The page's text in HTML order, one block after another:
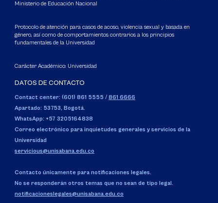
Ministerio de Educación Nacional
Protocolo de atención para casos de acoso, violencia sexual y basada en
género, así como de comportamientos contrarios a los principios
fundamentales de la Universidad
Carácter Académico: Universidad
DATOS DE CONTACTO
Contact center: (601) 861 5555 / 861 6666
Apartado: 53753, Bogotá.
WhatsApp: +57 3205164838
Correo electrónico para inquietudes generales y servicios de la
Universidad
servicious@unisabana.edu.co
Contacto únicamente para notificaciones legales.
No se responderán otros temas que no sean de tipo legal.
notificacioneslegales@unisabana.edu.co